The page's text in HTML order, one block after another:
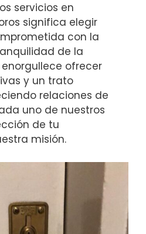
servicios en
significa elegir
con la
de la
ofrecer
y un trato
relaciones de
uno de nuestros
de tu
misión.